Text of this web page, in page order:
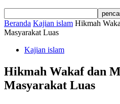
Beranda Kajian islam Hikmah
Masyarakat Luas
Kajian islam
Hikmah Wakaf dan
Masyarakat Luas